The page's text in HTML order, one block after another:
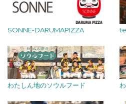
SONNE-DARUMAPIZZA
わたしん地のソウルフード